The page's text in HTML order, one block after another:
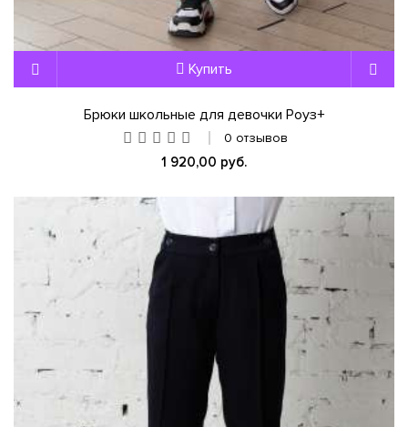
Купить
Брюки школьные для девочки Роуз+
0 отзывов
1 920,00 руб.